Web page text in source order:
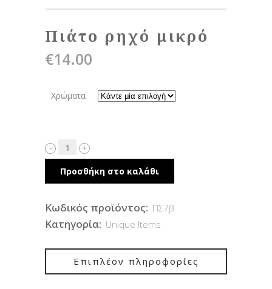
Πιάτο ρηχό μικρό
€14.00
Χρώματα
Προσθήκη στο καλάθι
Κωδικός προϊόντος: ΠΣ7β
Κατηγορία: Unique Items
Επιπλέον πληροφορίες